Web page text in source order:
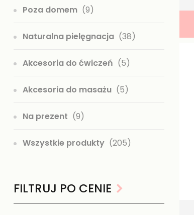
Poza domem (9)
Naturalna pielęgnacja (38)
Akcesoria do ćwiczeń (5)
Akcesoria do masażu (5)
Na prezent (9)
Wszystkie produkty (205)
FILTRUJ PO CENIE